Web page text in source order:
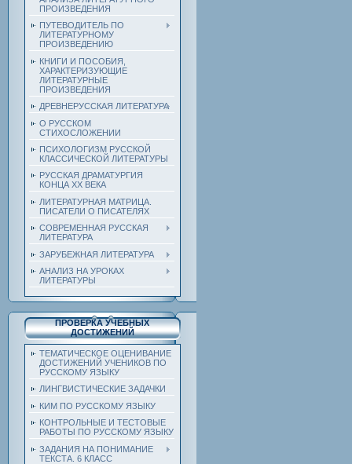
ПРОИЗВЕДЕНИЯ
ПУТЕВОДИТЕЛЬ ПО
ЛИТЕРАТУРНОМУ
ПРОИЗВЕДЕНИЮ
КНИГИ И ПОСОБИЯ,
ХАРАКТЕРИЗУЮЩИЕ
ЛИТЕРАТУРНЫЕ
ПРОИЗВЕДЕНИЯ
ДРЕВНЕРУССКАЯ ЛИТЕРАТУРА
О РУССКОМ
СТИХОСЛОЖЕНИИ
ПСИХОЛОГИЗМ РУССКОЙ
КЛАССИЧЕСКОЙ ЛИТЕРАТУРЫ
РУССКАЯ ДРАМАТУРГИЯ
КОНЦА ХХ ВЕКА
ЛИТЕРАТУРНАЯ МАТРИЦА.
ПИСАТЕЛИ О ПИСАТЕЛЯХ
СОВРЕМЕННАЯ РУССКАЯ
ЛИТЕРАТУРА
ЗАРУБЕЖНАЯ ЛИТЕРАТУРА
АНАЛИЗ НА УРОКАХ
ЛИТЕРАТУРЫ
ПРОВЕРКА УЧЕБНЫХ
ДОСТИЖЕНИЙ
ТЕМАТИЧЕСКОЕ ОЦЕНИВАНИЕ
ДОСТИЖЕНИЙ УЧЕНИКОВ ПО
РУССКОМУ ЯЗЫКУ
ЛИНГВИСТИЧЕСКИЕ ЗАДАЧКИ
КИМ ПО РУССКОМУ ЯЗЫКУ
КОНТРОЛЬНЫЕ И ТЕСТОВЫЕ
РАБОТЫ ПО РУССКОМУ ЯЗЫКУ
ЗАДАНИЯ НА ПОНИМАНИЕ
ТЕКСТА. 6 КЛАСС